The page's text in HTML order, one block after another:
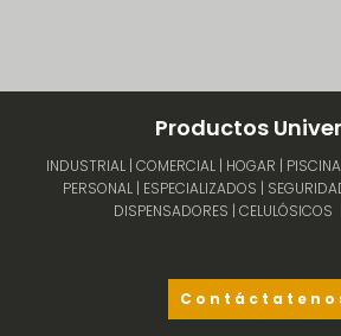
Productos
INDUSTRIAL | COMERCIAL | HOGAR |
PERSONAL | ESPECIALIZADOS |
DISPENSADORES | CELULÓSICOS